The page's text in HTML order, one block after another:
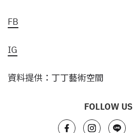
FB
IG
資料提供：丁丁藝術空間
FOLLOW US